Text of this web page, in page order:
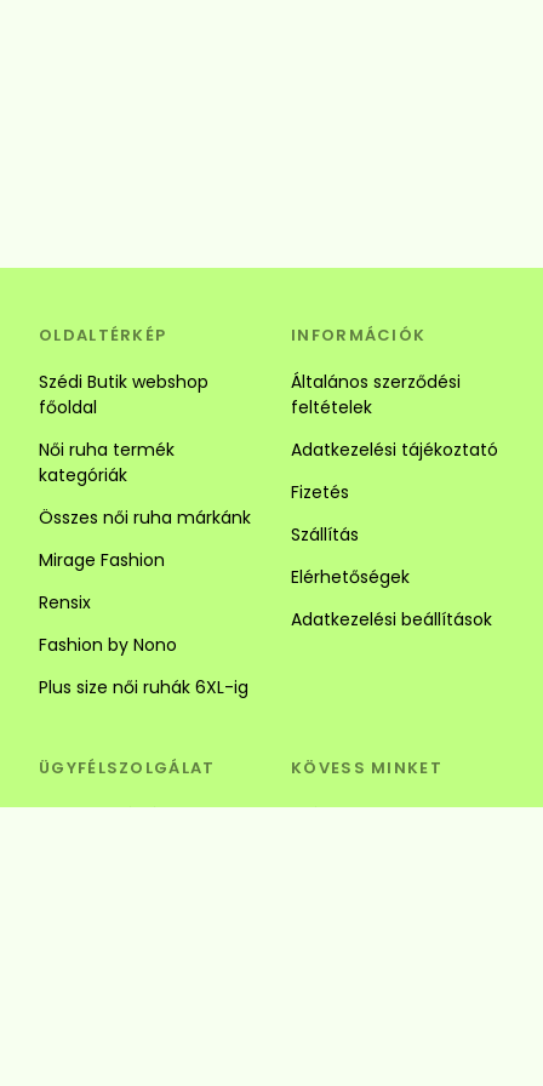
OLDALTÉRKÉP
Szédi Butik webshop
főoldal
Női ruha termék
kategóriák
Összes női ruha márkánk
Mirage Fashion
Rensix
Fashion by Nono
Plus size női ruhák 6XL-ig
INFORMÁCIÓK
Általános szerződési
feltételek
Adatkezelési tájékoztató
Fizetés
Szállítás
Elérhetőségek
Adatkezelési beállítások
ÜGYFÉLSZOLGÁLAT
Visszaküldés és csere
KÖVESS MINKET
Szédi Butik Webshop